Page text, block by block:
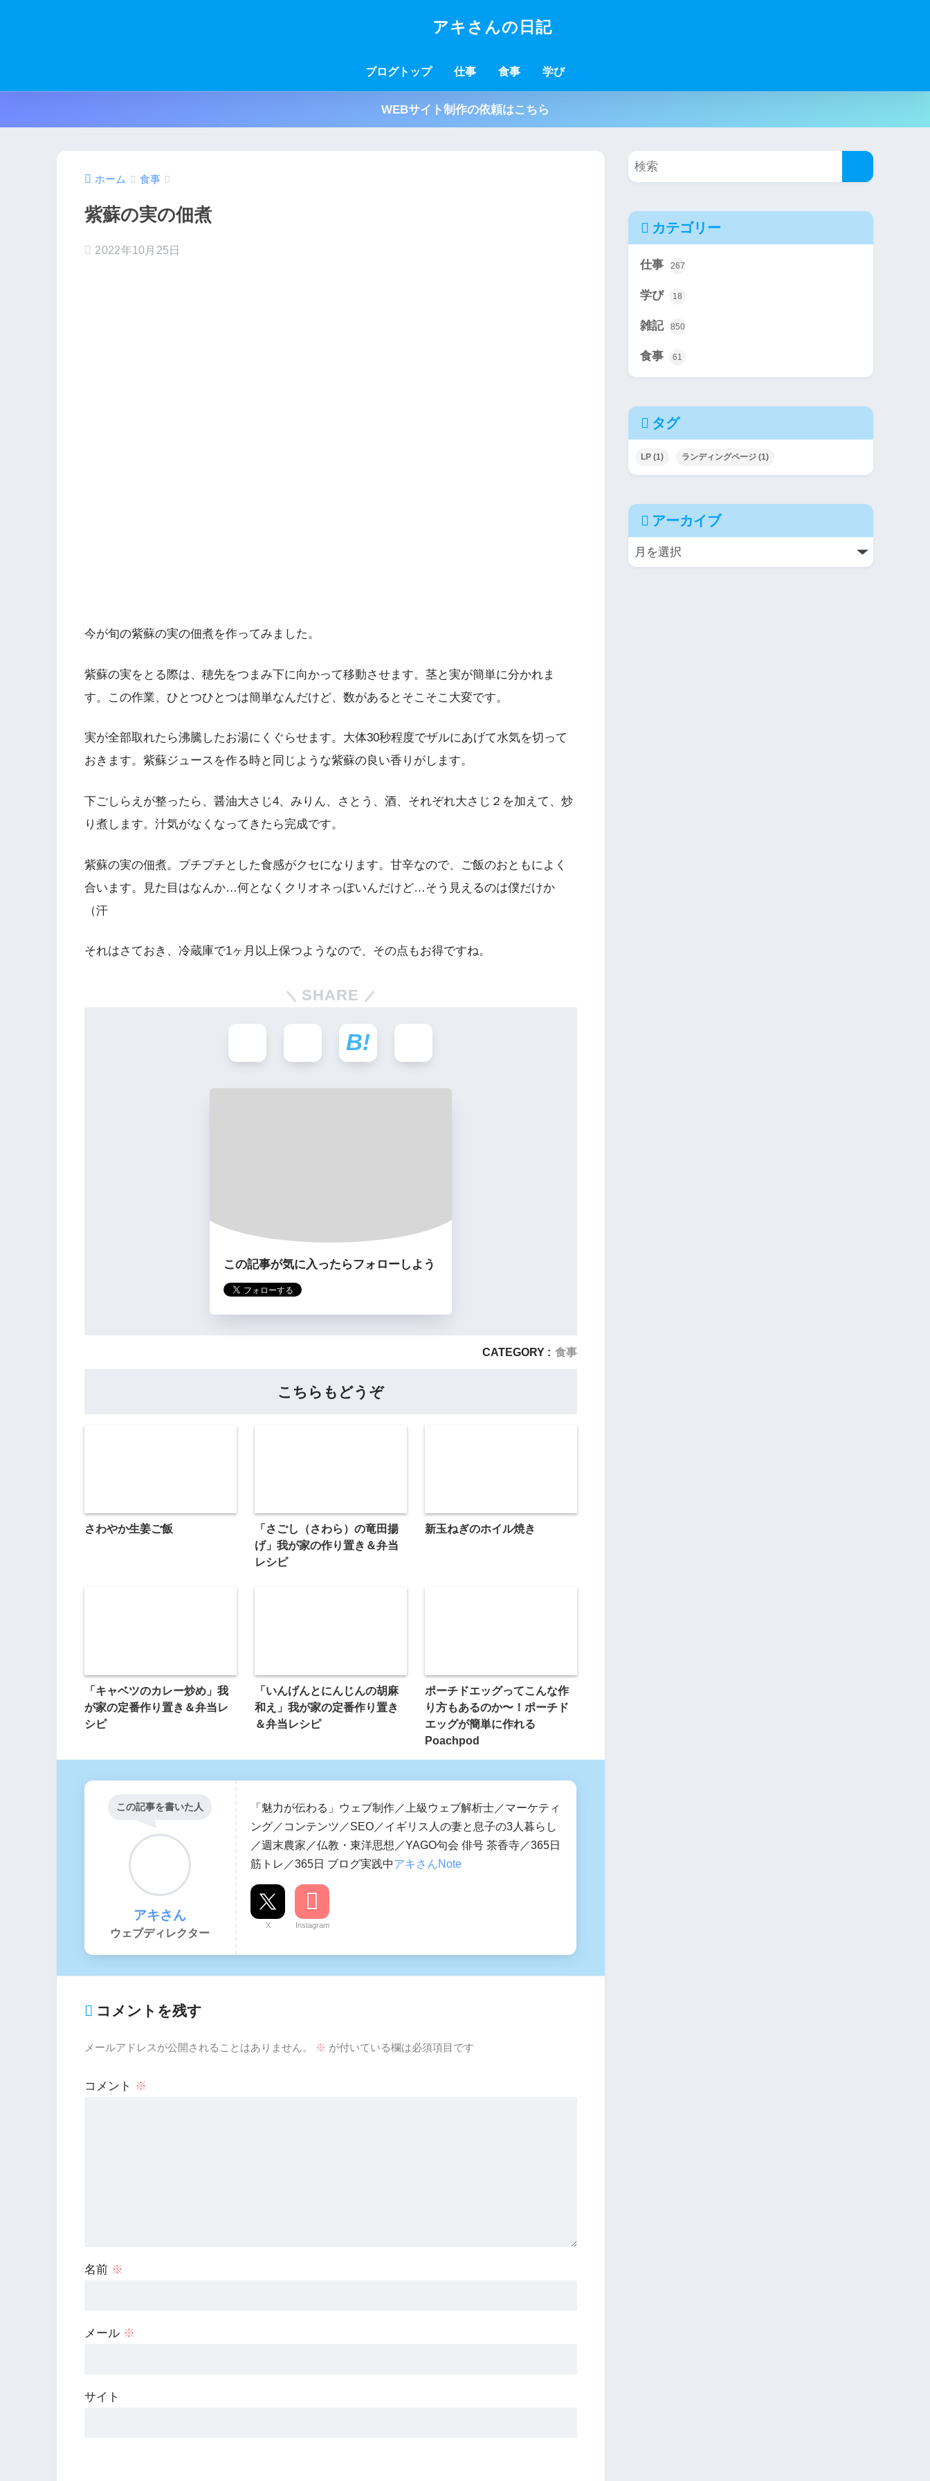
アキさんの日記
ブログトップ 仕事 食事 学び
WEBサイト制作の依頼はこちら
ホーム 食事
紫蘇の実の佃煮
2022年10月25日
今が旬の紫蘇の実の佃煮を作ってみました。
紫蘇の実をとる際は、穂先をつまみ下に向かって移動させます。茎と実が簡単に分かれま
す。この作業、ひとつひとつは簡単なんだけど、数があるとそこそこ大変です。
実が全部取れたら沸騰したお湯にくぐらせます。大体30秒程度でザルにあげて水気を切って
おきます。紫蘇ジュースを作る時と同じような紫蘇の良い香りがします。
下ごしらえが整ったら、醤油大さじ4、みりん、さとう、酒、それぞれ大さじ２を加えて、炒
り煮します。汁気がなくなってきたら完成です。
紫蘇の実の佃煮。プチプチとした食感がクセになります。甘辛なので、ご飯のおともによく
合います。見た目はなんか…何となくクリオネっぽいんだけど…そう見えるのは僕だけか
（汗
それはさておき、冷蔵庫で1ヶ月以上保つようなので、その点もお得ですね。
SHARE
この記事が気に入ったらフォローしよう
CATEGORY : 食事
こちらもどうぞ
さわやか生姜ご飯
「さごし（さわら）の竜田揚
げ」我が家の作り置き＆弁当
レシピ
新玉ねぎのホイル焼き
「キャベツのカレー炒め」我
が家の定番作り置き＆弁当レ
シピ
「いんげんとにんじんの胡麻
和え」我が家の定番作り置き
＆弁当レシピ
ポーチドエッグってこんな作
り方もあるのか〜！ポーチド
エッグが簡単に作れる
Poachpod
この記事を書いた人
アキさん
ウェブディレクター
「魅力が伝わる」ウェブ制作／上級ウェブ解析士／マーケティ
ング／コンテンツ／SEO／イギリス人の妻と息子の3人暮らし
／週末農家／仏教・東洋思想／YAGO句会 俳号 茶香寺／365日
筋トレ／365日 ブログ実践中アキさんNote
X Instagram
コメントを残す
メールアドレスが公開されることはありません。 ※ が付いている欄は必須項目です
コメント ※
名前 ※
メール ※
サイト
カテゴリー
仕事 267
学び 18
雑記 850
食事 61
タグ
LP (1) ランディングページ (1)
アーカイブ